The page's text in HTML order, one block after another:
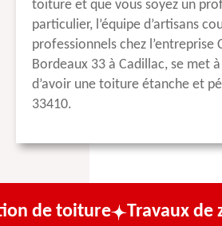
toiture et que vous soyez un
particulier, l’équipe d’artisans
professionnels chez l’entreprise
Bordeaux 33 à Cadillac, se met
d’avoir une toiture étanche et
33410.
Travaux de zinguerie